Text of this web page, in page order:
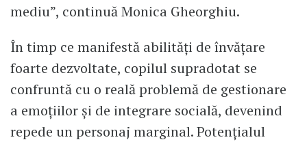
mediu”, continuă Monica Gheorghiu.
În timp ce manifestă abilități de învățare
foarte dezvoltate, copilul supradotat se
confruntă cu o reală problemă de gestionare
a emoțiilor și de integrare socială, devenind
repede un personaj marginal. Potențialul